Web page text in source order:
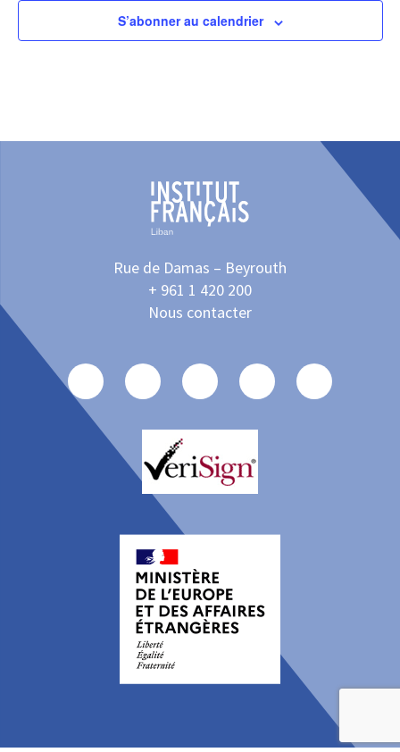
S’abonner au calendrier
Rue de Damas – Beyrouth
+ 961 1 420 200
Nous contacter